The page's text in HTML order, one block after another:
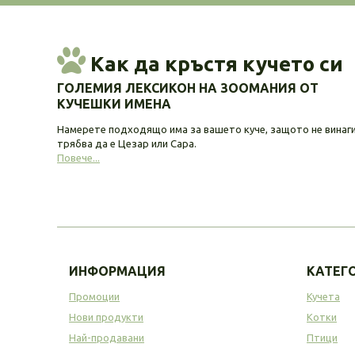
Как да кръстя кучето си
ГОЛЕМИЯ ЛЕКСИКОН НА ЗООМАНИЯ ОТ
КУЧЕШКИ ИМЕНА
Намерете подходящо има за вашето куче, защото не
трябва да е Цезар или Сара.
Повече...
ИНФОРМАЦИЯ
Промоции
Нови продукти
Най-продавани
Кучета
Котки
Птици